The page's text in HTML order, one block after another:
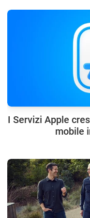
I Servizi Apple
mobile